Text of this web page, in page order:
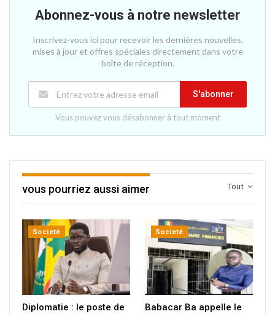
Abonnez-vous à notre newsletter
Inscrivez-vous ici pour recevoir les dernières nouvelles,
mises à jour et offres spéciales directement dans votre
boîte de réception.
S'abonner
Vous pouvez vous désabonner à tout moment
Tout
vous pourriez aussi aimer
Societé
Diplomatie : le poste de
Societé
Babacar Ba appelle le